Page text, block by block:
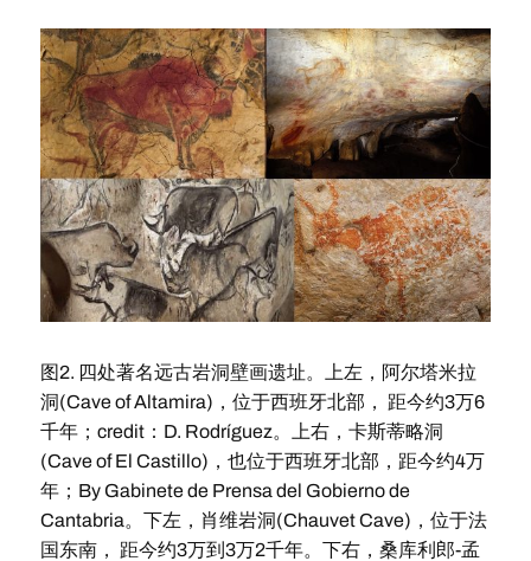
图2. 四处著名远古岩洞壁画遗址。上左，阿尔塔米拉
洞(Cave of Altamira)，位于西班牙北部， 距今约3万6
千年；credit：D. Rodríguez。上右，卡斯蒂略洞
(Cave of El Castillo)，也位于西班牙北部，距今约4万
年；By Gabinete de Prensa del Gobierno de
Cantabria。下左，肖维岩洞(Chauvet Cave)，位于法
国东南， 距今约3万到3万2千年。下右，桑库利郎-孟